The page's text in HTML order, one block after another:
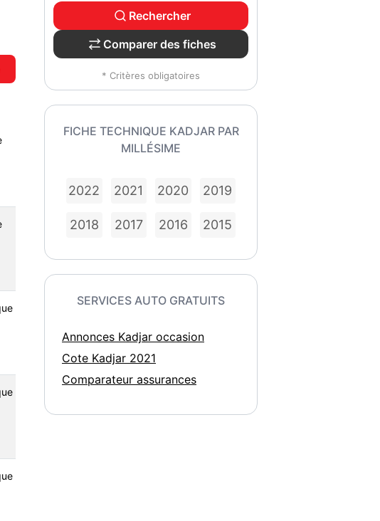
Rechercher
Comparer des fiches
* Critères obligatoires
FICHE TECHNIQUE KADJAR PAR
MILLÉSIME
2022 2021 2020 2019
2018 2017 2016 2015
SERVICES AUTO GRATUITS
Annonces Kadjar occasion
Cote Kadjar 2021
Comparateur assurances